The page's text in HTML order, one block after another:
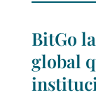
BitGo
global